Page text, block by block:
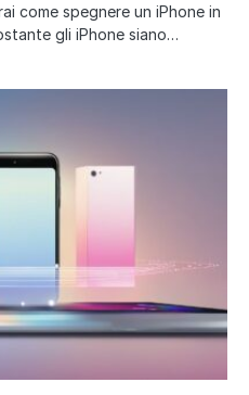
come spegnere un iPhone in
gli iPhone siano…